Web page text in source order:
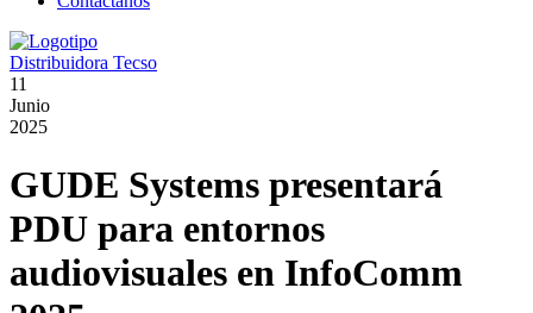
11
Junio
2025
GUDE Systems presentará
PDU para entornos
audiovisuales en InfoComm